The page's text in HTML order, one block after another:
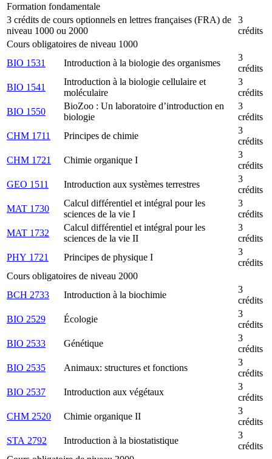
Formation fondamentale
3 crédits de cours optionnels en lettres françaises (FRA) de
niveau 1000 ou 2000
3
crédits
Cours obligatoires de niveau 1000
BIO 1531
Introduction à la biologie des organismes
3
crédits
BIO 1541
Introduction à la biologie cellulaire et
moléculaire
3
crédits
BIO 1550
BioZoo : Un laboratoire d’introduction en
biologie
3
crédits
CHM 1711
Principes de chimie
3
crédits
CHM 1721
Chimie organique I
3
crédits
GEO 1511
Introduction aux systèmes terrestres
3
crédits
MAT 1730
Calcul différentiel et intégral pour les
sciences de la vie I
3
crédits
MAT 1732
Calcul différentiel et intégral pour les
sciences de la vie II
3
crédits
PHY 1721
Principes de physique I
3
crédits
Cours obligatoires de niveau 2000
BCH 2733
Introduction à la biochimie
3
crédits
BIO 2529
Écologie
3
crédits
BIO 2533
Génétique
3
crédits
BIO 2535
Animaux: structures et fonctions
3
crédits
BIO 2537
Introduction aux végétaux
3
crédits
CHM 2520
Chimie organique II
3
crédits
STA 2792
Introduction à la biostatistique
3
crédits